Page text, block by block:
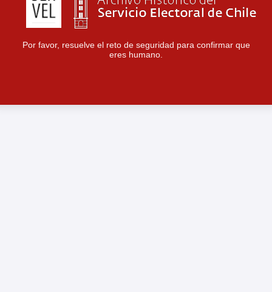
Por favor, resuelve el reto de seguridad para confirmar que
eres humano.